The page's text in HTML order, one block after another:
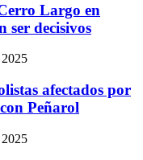
Largo en
ser decisivos
afectados por
Peñarol